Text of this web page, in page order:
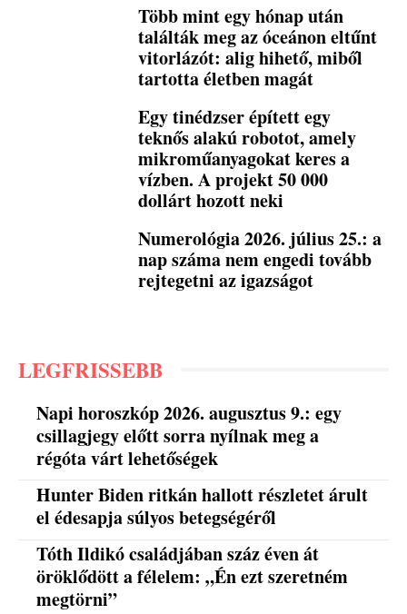
Több mint egy hónap után
találták meg az óceánon eltűnt
vitorlázót: alig hihető, miből
tartotta életben magát
Egy tinédzser épített egy
teknős alakú robotot, amely
mikroműanyagokat keres a
vízben. A projekt 50 000
dollárt hozott neki
Numerológia 2026. július 25.: a
nap száma nem engedi tovább
rejtegetni az igazságot
LEGFRISSEBB
Napi horoszkóp 2026. augusztus 9.: egy
csillagjegy előtt sorra nyílnak meg a
régóta várt lehetőségek
Hunter Biden ritkán hallott részletet árult
el édesapja súlyos betegségéről
Tóth Ildikó családjában száz éven át
öröklődött a félelem: „Én ezt szeretném
megtörni”